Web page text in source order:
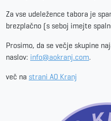
Za vse udeležence tabora je
brezplačno (s seboj imejte
Prosimo, da se večje skupine
naslov: info@aokranj.com.
več na strani AO Kranj